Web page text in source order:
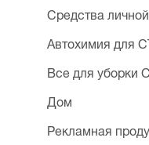
Средства
Автохимия для
Все для уборки
Дом
Рекламная